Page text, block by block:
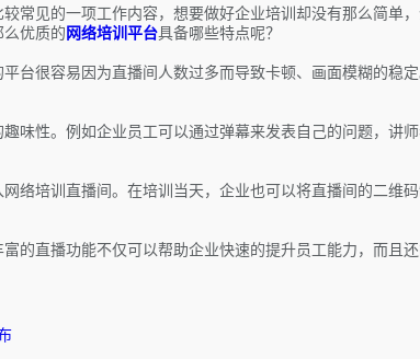
见的一项工作内容，想要做好企业培训却没有那么简单
优质的网络培训平台具备哪些特点呢？
很容易因为直播间人数过多而导致卡顿、画面模糊的稳
味性。例如企业员工可以通过弹幕来发表自己的问题，讲
培训直播间。在培训当天，企业也可以将直播间的二维
的直播功能不仅可以帮助企业快速的提升员工能力，而且